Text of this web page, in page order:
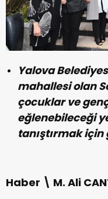
Yalova
mahallesi olan
çocuklar ve
eğlenebileceği
tanıştırmak için
Haber \ M. Ali